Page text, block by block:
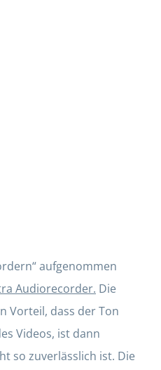
aufgenommen
Audiorecorder. Die
Vorteil, dass der Ton
Videos, ist dann
so zuverlässlich ist. Die